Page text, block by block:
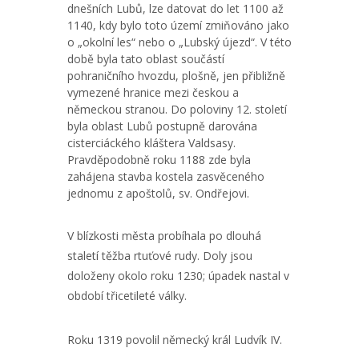
dnešních Lubů, lze datovat do let 1100 až
1140, kdy bylo toto území zmiňováno jako
o „okolní les“ nebo o „Lubský újezd“. V této
době byla tato oblast součástí
pohraničního hvozdu, plošně, jen přibližně
vymezené hranice mezi českou a
německou stranou. Do poloviny 12. století
byla oblast Lubů postupně darována
cisterciáckého kláštera Valdsasy.
Pravděpodobně roku 1188 zde byla
zahájena stavba kostela zasvěceného
jednomu z apoštolů, sv. Ondřejovi.
V blízkosti města probíhala po dlouhá
staletí těžba rtuťové rudy. Doly jsou
doloženy okolo roku 1230; úpadek nastal v
období třicetileté války.
Roku 1319 povolil německý král Ludvík IV.